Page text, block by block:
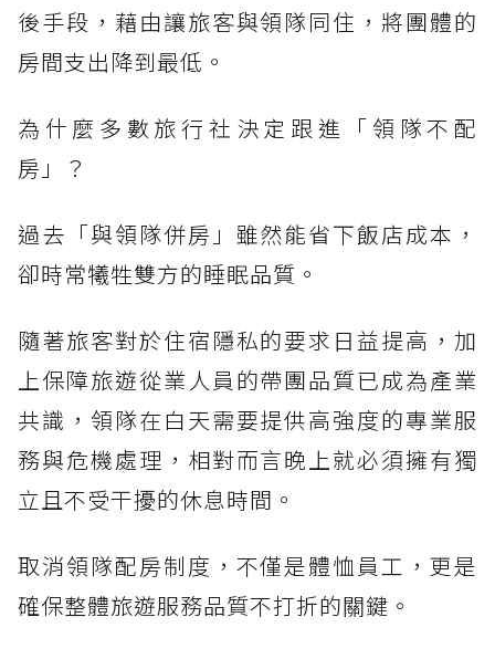
後手段，藉由讓旅客與領隊同住，將團體的
房間支出降到最低。
為什麼多數旅行社決定跟進「領隊不配
房」？
過去「與領隊併房」雖然能省下飯店成本，
卻時常犧牲雙方的睡眠品質。
隨著旅客對於住宿隱私的要求日益提高，加
上保障旅遊從業人員的帶團品質已成為產業
共識，領隊在白天需要提供高強度的專業服
務與危機處理，相對而言晚上就必須擁有獨
立且不受干擾的休息時間。
取消領隊配房制度，不僅是體恤員工，更是
確保整體旅遊服務品質不打折的關鍵。